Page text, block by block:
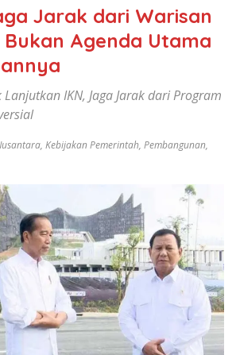
Jarak dari Warisan
Bukan Agenda Utama
IKN, Jaga Jarak dari Program
, Kebijakan Pemerintah, Pembangunan,